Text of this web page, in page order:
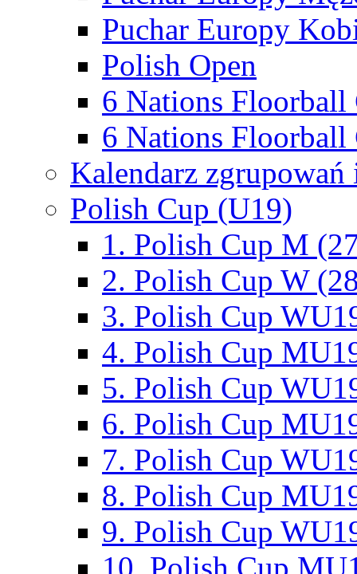
Puchar Europy
Polish Open
6 Nations Floorball
6 Nations Floorball
Kalendarz
Polish Cup (U19)
1. Polish Cup M
2. Polish Cup W
3. Polish Cup
4. Polish Cup
5. Polish Cup
6. Polish Cup
7. Polish Cup
8. Polish Cup
9. Polish Cup
10. Polish Cup